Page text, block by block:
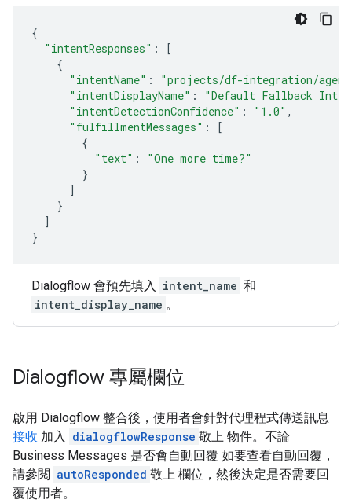
{
"intentResponses" :
[
{
"intentName" :
"projects/df-integration/
"intentDisplayName" :
"Default Fallback
"intentDetectionConfidence" : "1.0" ,
"fulfillmentMessages" :
[
{
"text" :
"One more time?"
}
]
}
]
}
Dialogflow 會預先填入 intent_name 和
intent_display_name 。
Dialogflow 專屬欄位
啟用 Dialogflow 整合後，使用者會針對代理程式傳送訊息
接收 加入 dialogflowResponse 敬上 物件。不論
Business Messages 是否會自動回覆 如要查看自動回覆，
請參閱 autoResponded 敬上 欄位，然後決定是否需要回
覆使用者。